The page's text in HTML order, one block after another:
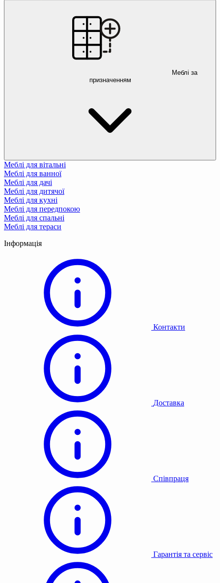
Меблі за
призначенням
Меблі для вітальні
Меблі для ванної
Меблі для дачі
Меблі для дитячої
Меблі для кухні
Меблі для передпокою
Меблі для спальні
Меблі для тераси
Інформація
Контакти
Доставка
Співпраця
Гарантія та сервіс